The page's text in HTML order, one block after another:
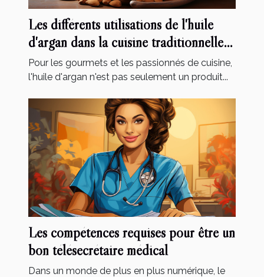
Les différents utilisations de l'huile
d'argan dans la cuisine traditionnelle
marocaine
Pour les gourmets et les passionnés de cuisine,
l'huile d'argan n'est pas seulement un produit...
Les compétences requises pour être un
bon télésecrétaire médical
Dans un monde de plus en plus numérique, le